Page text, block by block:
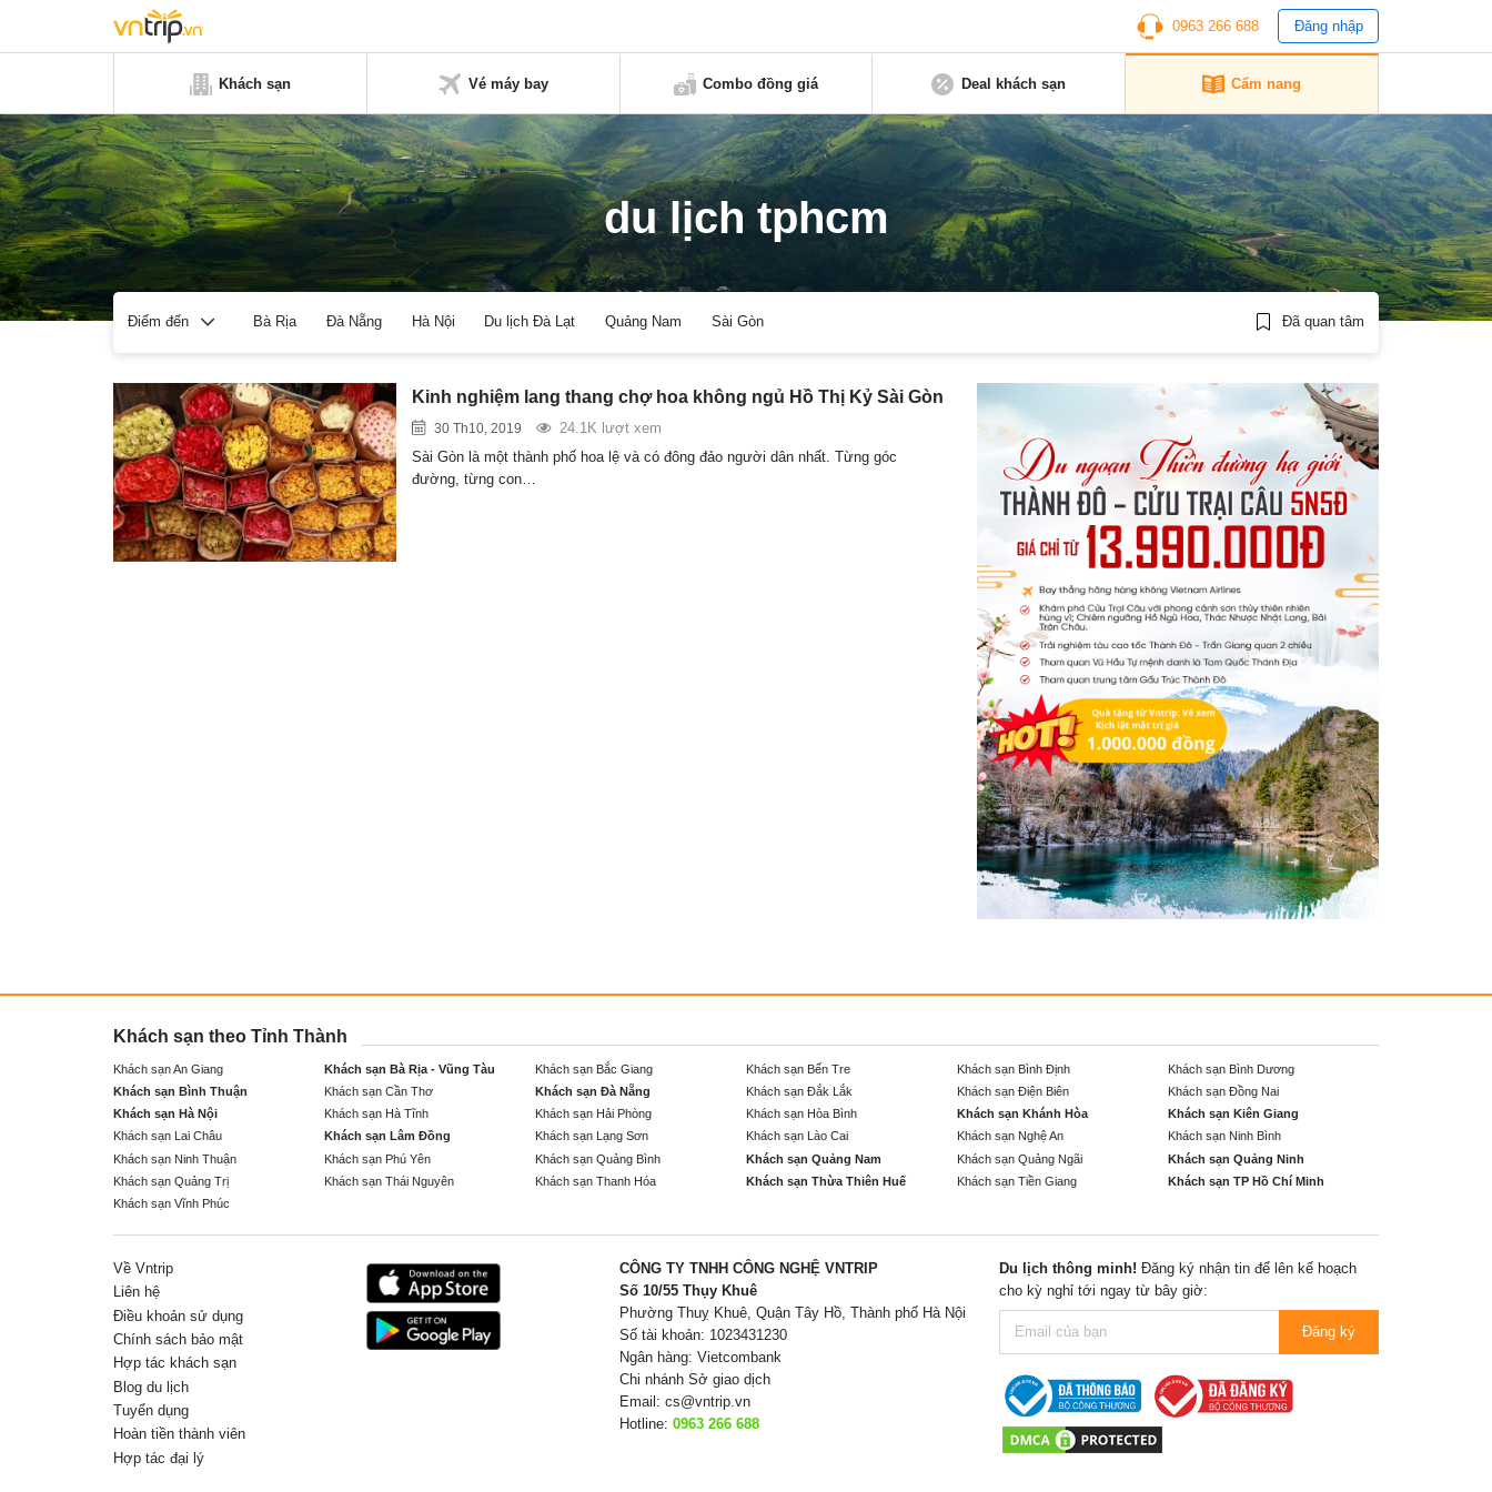
0963 266 688 Đăng nhập
Khách sạn Vé máy bay Combo đồng giá Deal khách sạn Cẩm nang
du lịch tphcm
Điểm đến Bà Rịa Đà Nẵng Hà Nội Du lịch Đà Lạt Quảng Nam Sài Gòn Đã quan tâm
Kinh nghiệm lang thang chợ hoa không ngủ Hồ Thị Kỷ Sài Gòn
30 Th10, 2019
24.1K lượt xem
Sài Gòn là một thành phố hoa lệ và có đông đảo người dân nhất. Từng góc
đường, từng con…
Khách sạn theo Tỉnh Thành
Khách sạn An Giang Khách sạn Bà Rịa - Vũng Tàu Khách sạn Bắc Giang Khách sạn Bến Tre Khách sạn Bình Định
Khách sạn Bình Dương
Khách sạn Bình Thuận
Khách sạn Cần Thơ Khách sạn Đà Nẵng Khách sạn Đắk Lắk Khách sạn Điện Biên
Khách sạn Đồng Nai
Khách sạn Hà Nội
Khách sạn Hà Tĩnh Khách sạn Hải Phòng Khách sạn Hòa Bình Khách sạn Khánh Hòa
Khách sạn Kiên Giang
Khách sạn Lai Châu
Khách sạn Lâm Đồng Khách sạn Lạng Sơn Khách sạn Lào Cai Khách sạn Nghệ An
Khách sạn Ninh Bình
Khách sạn Ninh Thuận
Khách sạn Phú Yên Khách sạn Quảng Bình Khách sạn Quảng Nam Khách sạn Quảng Ngãi
Khách sạn Quảng Ninh
Khách sạn Quảng Trị
Khách sạn Thái Nguyên Khách sạn Thanh Hóa Khách sạn Thừa Thiên Huế Khách sạn Tiền Giang
Khách sạn TP Hồ Chí Minh
Khách sạn Vĩnh Phúc
Về Vntrip
Liên hệ
Điều khoản sử dụng
Chính sách bảo mật
Hợp tác khách sạn
Blog du lịch
Tuyển dụng
Hoàn tiền thành viên
Hợp tác đại lý
CÔNG TY TNHH CÔNG NGHỆ VNTRIP
Số 10/55 Thụy Khuê
Phường Thuỵ Khuê, Quận Tây Hồ, Thành phố Hà Nội
Số tài khoản: 1023431230
Ngân hàng: Vietcombank
Chi nhánh Sở giao dịch
Email: cs@vntrip.vn
Hotline: 0963 266 688
Du lịch thông minh! Đăng ký nhận tin để lên kế hoạch
cho kỳ nghỉ tới ngay từ bây giờ:
Đăng ký